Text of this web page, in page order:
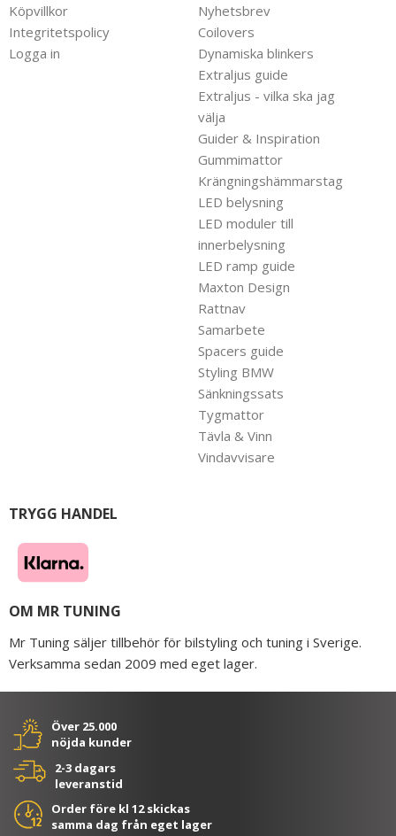
Köpvillkor
Integritetspolicy
Logga in
Nyhetsbrev
Coilovers
Dynamiska blinkers
Extraljus guide
Extraljus - vilka ska jag
välja
Guider & Inspiration
Gummimattor
Krängningshämmarstag
LED belysning
LED moduler till
innerbelysning
LED ramp guide
Maxton Design
Rattnav
Samarbete
Spacers guide
Styling BMW
Sänkningssats
Tygmattor
Tävla & Vinn
Vindavvisare
TRYGG HANDEL
OM MR TUNING
Mr Tuning säljer tillbehör för bilstyling och tuning i Sverige.
Verksamma sedan 2009 med eget lager.
Över 25.000
nöjda kunder
2-3 dagars
leveranstid
Order före kl 12 skickas
samma dag från eget lager